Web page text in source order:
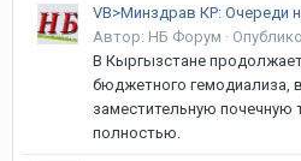
Автор: НБ Форум ·
В Кыргызстане
бюджетного гемодиализа,
заместительную почечную
полностью.